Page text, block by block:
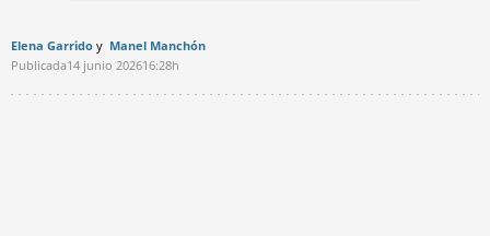
Elena Garrido
Manel Manchón
Publicada14 junio 202616:28h